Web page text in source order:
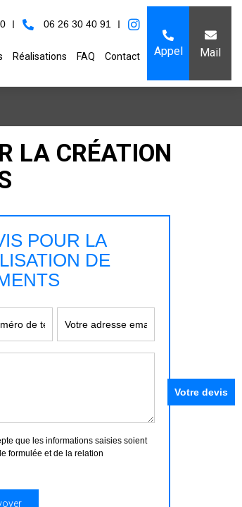
06 26 30 40 91
Réalisations FAQ Contact Appel Mail
LA CRÉATION
POUR LA
DE
que les informations saisies soient
formulée et de la relation
Votre devis